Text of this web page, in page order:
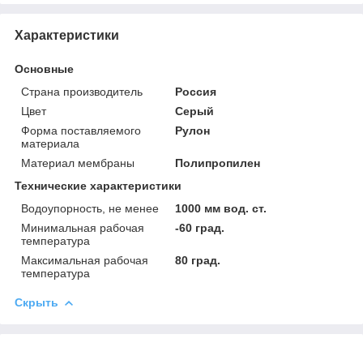
Характеристики
Основные
Страна производитель
Россия
Цвет
Серый
Форма поставляемого
материала
Рулон
Материал мембраны
Полипропилен
Технические характеристики
Водоупорность, не менее
1000 мм вод. ст.
Минимальная рабочая
температура
-60 град.
Максимальная рабочая
температура
80 град.
Скрыть